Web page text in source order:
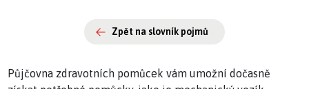
Zpět na slovník pojmů
Půjčovna zdravotních pomůcek vám umožní dočasně